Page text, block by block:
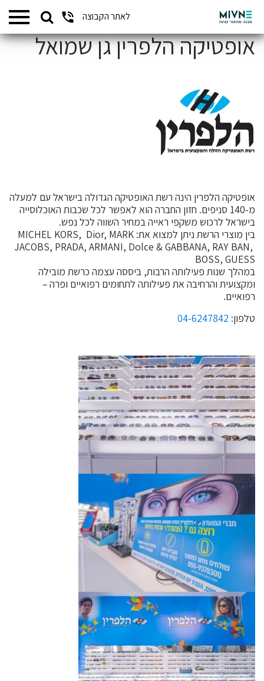
לאתר הקבוצהSearch
המתחמים שלנו
אופטיקה הלפרין גן שמואל
אופטיקה הלפרין הינה רשת האופטיקה הגדולה בישראל עם למעלה
מ-140 סניפים. חזון החברה הוא לאפשר לכל שכבות האוכלוסייה
בישראל לרכוש משקפי ראייה במחיר השווה לכל נפש.
בין מוצרי הרשת ניתן למצוא את: MICHEL KORS, Dior, MARK
JACOBS, PRADA, ARMANI, Dolce & GABBANA, RAY BAN,
BOSS, GUESS
במהלך שנות פעילותה הרבות, ביססה עצמה כרשת מובילה
ומקצועית והרחיבה את פעילותה לתחומים רפואיים ופרה –
רפואיים.
טלפון: 04-6247842